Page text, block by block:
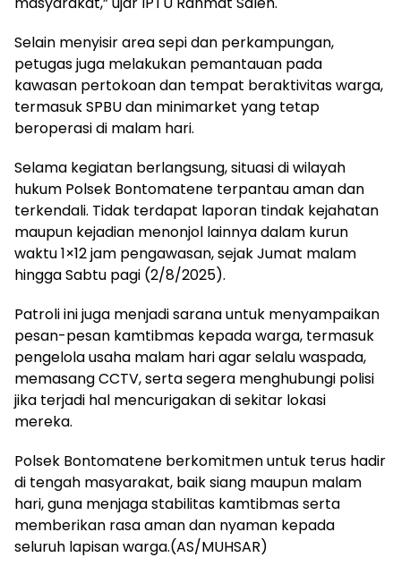
Selain menyisir area sepi dan perkampungan,
petugas juga melakukan pemantauan pada
kawasan pertokoan dan tempat beraktivitas warga,
termasuk SPBU dan minimarket yang tetap
beroperasi di malam hari.
Selama kegiatan berlangsung, situasi di wilayah
hukum Polsek Bontomatene terpantau aman dan
terkendali. Tidak terdapat laporan tindak kejahatan
maupun kejadian menonjol lainnya dalam kurun
waktu 1×12 jam pengawasan, sejak Jumat malam
hingga Sabtu pagi (2/8/2025).
Patroli ini juga menjadi sarana untuk menyampaikan
pesan-pesan kamtibmas kepada warga, termasuk
pengelola usaha malam hari agar selalu waspada,
memasang CCTV, serta segera menghubungi polisi
jika terjadi hal mencurigakan di sekitar lokasi
mereka.
Polsek Bontomatene berkomitmen untuk terus hadir
di tengah masyarakat, baik siang maupun malam
hari, guna menjaga stabilitas kamtibmas serta
memberikan rasa aman dan nyaman kepada
seluruh lapisan warga.(AS/MUHSAR)